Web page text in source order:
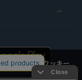
上のためにクッキー